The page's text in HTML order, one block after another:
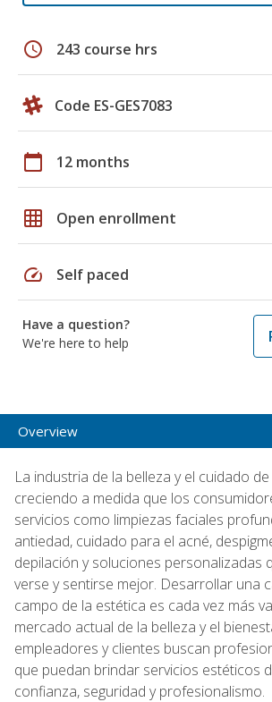
schedule 243 course hrs
Code ES-GES7083
calendar_today 12 months
grid_on Open enrollment
speed Self paced
Have a question?
We're here to help
Overview
La industria de la belleza y el cuidado
creciendo a medida que los
servicios como limpiezas faciales
antiedad, cuidado para el acné,
depilación y soluciones personalizadas
verse y sentirse mejor. Desarrollar una
campo de la estética es cada vez más
mercado actual de la belleza y el
empleadores y clientes buscan
que puedan brindar servicios estéticos
confianza, seguridad y profesionalismo.